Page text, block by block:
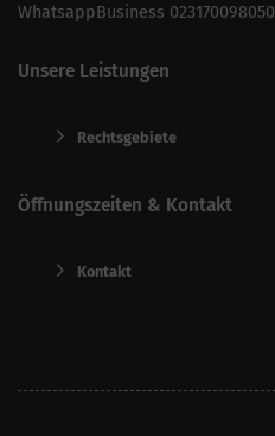
WhatsappBusiness 023170098050
Unsere Leistungen
Rechtsgebiete
Öffnungszeiten & Kontakt
Kontakt